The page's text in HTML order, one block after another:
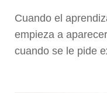
Cuando el
empieza a
cuando se le pide